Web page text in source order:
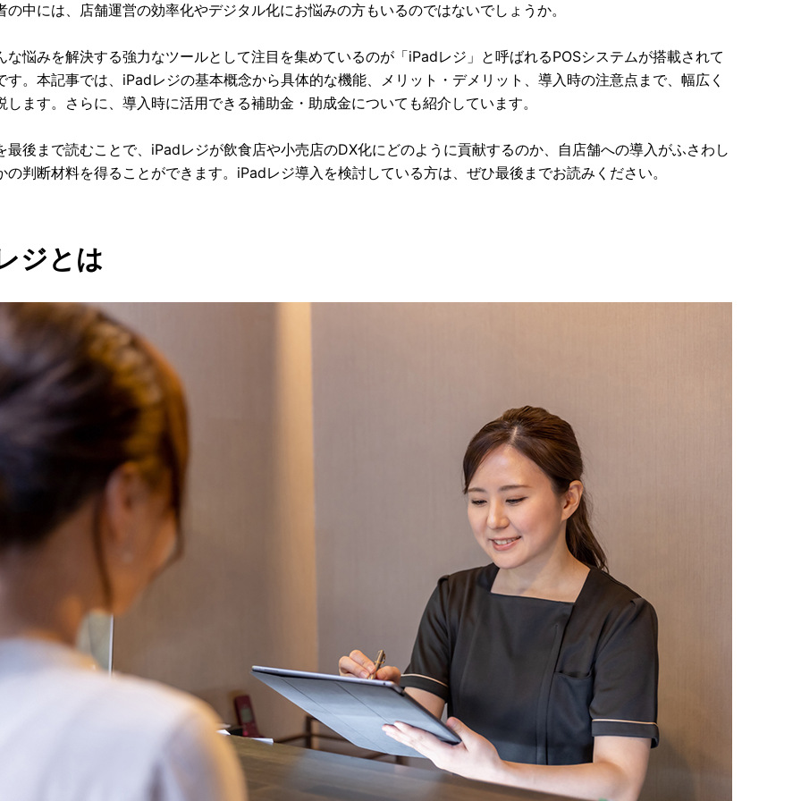
の中には、店舗運営の効率化やデジタル化にお悩みの方もいるのではないでしょうか。
な悩みを解決する強力なツールとして注目を集めているのが「iPadレジ」と呼ばれるPOSシステムが搭載されて
す。本記事では、iPadレジの基本概念から具体的な機能、メリット・デメリット、導入時の注意点まで、幅広く
します。さらに、導入時に活用できる補助金・助成金についても紹介しています。
最後まで読むことで、iPadレジが飲食店や小売店のDX化にどのように貢献するのか、自店舗への導入がふさわし
の判断材料を得ることができます。iPadレジ導入を検討している方は、ぜひ最後までお読みください。
ジとは